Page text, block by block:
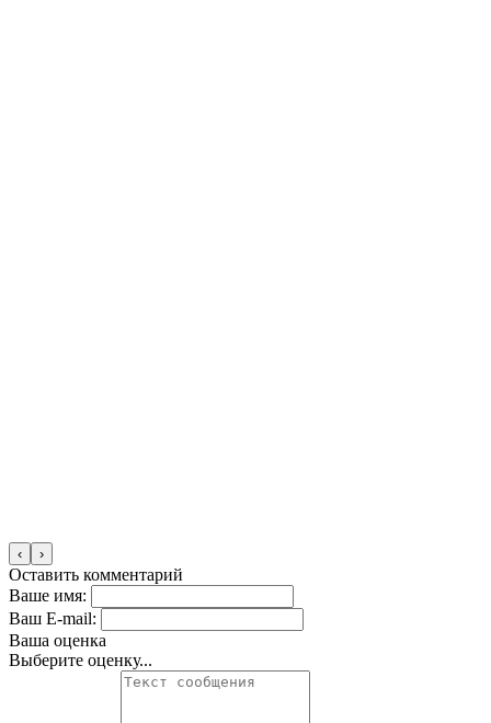
‹ ›
Оставить комментарий
Ваше имя:
Ваш E-mail:
Ваша оценка
Выберите оценку...